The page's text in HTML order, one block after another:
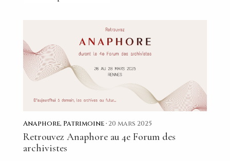
Anaphore, Patrimoine · 20 mars 2025
Retrouvez Anaphore au 4e Forum des
archivistes